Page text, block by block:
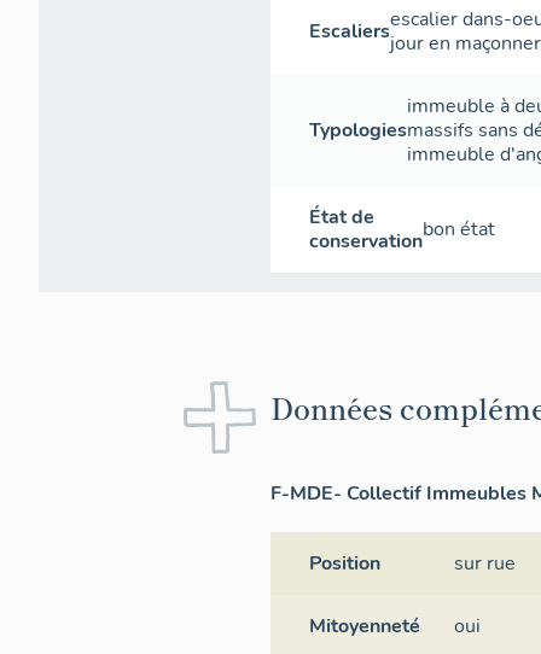
Escaliersescalier dans-
jouren
Typologies
immeuble à
massifs sans
immeuble
État de
conservationbon état
Données
F-MDE- Collectif Immeubles
Position sur rue
Mitoyenneté oui